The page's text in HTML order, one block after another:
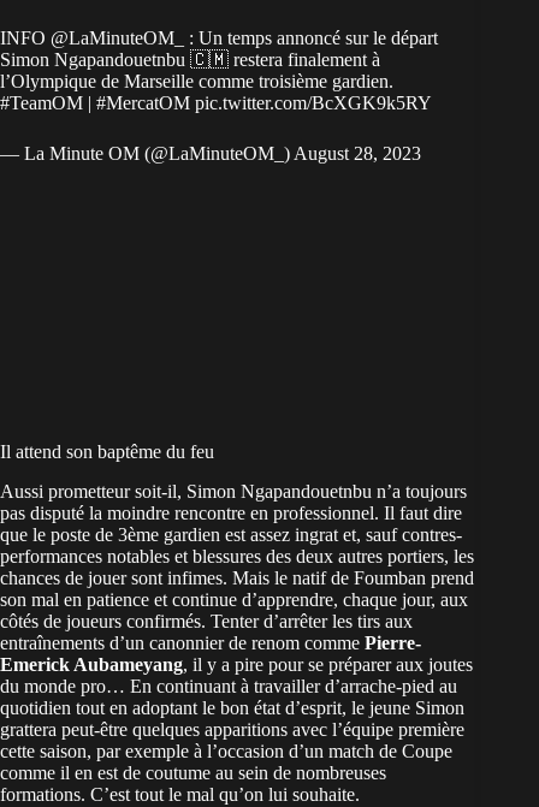
INFO @LaMinuteOM_
: Un temps annoncé sur le départ
Simon Ngapandouetnbu 🇨🇲 restera finalement à
l’Olympique de Marseille comme troisième gardien.
#TeamOM | #MercatOM pic.twitter.com/BcXGK9k5RY
— La Minute OM (@LaMinuteOM_) August 28, 2023
Il attend son baptême du feu
Aussi prometteur soit-il, Simon Ngapandouetnbu n’a toujours
pas disputé la moindre rencontre en professionnel. Il faut dire
que le poste de 3ème gardien est assez ingrat et, sauf contres-
performances notables et blessures des deux autres portiers, les
chances de jouer sont infimes. Mais le natif de Foumban prend
son mal en patience et continue d’apprendre, chaque jour, aux
côtés de joueurs confirmés. Tenter d’arrêter les tirs aux
entraînements d’un canonnier de renom comme Pierre-
Emerick Aubameyang, il y a pire pour se préparer aux joutes
du monde pro… En continuant à travailler d’arrache-pied au
quotidien tout en adoptant le bon état d’esprit, le jeune Simon
grattera peut-être quelques apparitions avec l’équipe première
cette saison, par exemple à l’occasion d’un match de Coupe
comme il en est de coutume au sein de nombreuses
formations. C’est tout le mal qu’on lui souhaite.